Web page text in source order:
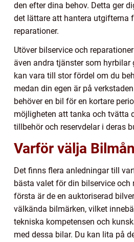
den efter dina behov. Detta ger
det lättare att hantera utgifterna
reparationer.
Utöver bilservice och
även andra tjänster som hyrbilar
kan vara till stor fördel om du
medan din egen är på
behöver en bil för en kortare
möjligheten att tanka och tvätta
tillbehör och reservdelar i deras
Varför välja
Det finns flera anledningar till
bästa valet för din bilservice och
första är de en auktoriserad
välkända bilmärken, vilket
tekniska kompetensen och
med dessa bilar. Du kan lita på